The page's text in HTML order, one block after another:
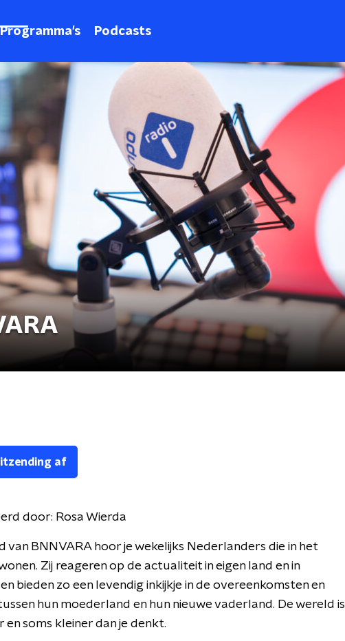
Programma's Podcasts
af
door: Rosa Wierda
van BNNVARA hoor je wekelijks Nederlanders die in het
Zij reageren op de actualiteit in eigen land en in
bieden zo een levendig inkijkje in de overeenkomsten en
hun moederland en hun nieuwe vaderland. De wereld is
en soms kleiner dan je denkt.